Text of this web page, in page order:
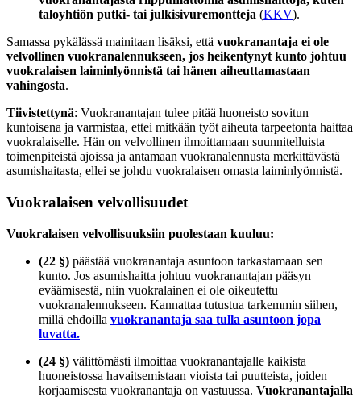
taloyhtiön putki- tai julkisivuremontteja (KKV).
Samassa pykälässä mainitaan lisäksi, että vuokranantaja ei ole
velvollinen vuokranalennukseen, jos heikentynyt kunto johtuu
vuokralaisen laiminlyönnistä tai hänen aiheuttamastaan
vahingosta.
Tiivistettynä: Vuokranantajan tulee pitää huoneisto sovitun
kuntoisena ja varmistaa, ettei mitkään työt aiheuta tarpeetonta haittaa
vuokralaiselle. Hän on velvollinen ilmoittamaan suunnitelluista
toimenpiteistä ajoissa ja antamaan vuokranalennusta merkittävästä
asumishaitasta, ellei se johdu vuokralaisen omasta laiminlyönnistä.
Vuokralaisen velvollisuudet
Vuokralaisen velvollisuuksiin puolestaan kuuluu:
(22 §) päästää vuokranantaja asuntoon tarkastamaan sen
kunto. Jos asumishaitta johtuu vuokranantajan pääsyn
eväämisestä, niin vuokralainen ei ole oikeutettu
vuokranalennukseen. Kannattaa tutustua tarkemmin siihen,
millä ehdoilla vuokranantaja saa tulla asuntoon jopa
luvatta.
(24 §) välittömästi ilmoittaa vuokranantajalle kaikista
huoneistossa havaitsemistaan vioista tai puutteista, joiden
korjaamisesta vuokranantaja on vastuussa. Vuokranantajalla